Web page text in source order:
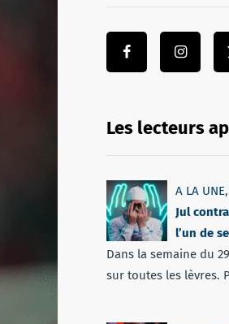
Les lecteurs
A LA UNE,
Jul
l’un de
Dans la semaine du
sur toutes les lèvres.